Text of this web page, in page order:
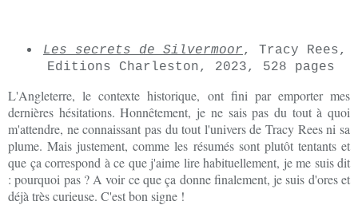
Les secrets de Silvermoor, Tracy Rees,
Editions Charleston, 2023, 528 pages
L'Angleterre, le contexte historique, ont fini par emporter mes
dernières hésitations. Honnêtement, je ne sais pas du tout à quoi
m'attendre, ne connaissant pas du tout l'univers de Tracy Rees ni sa
plume. Mais justement, comme les résumés sont plutôt tentants et
que ça correspond à ce que j'aime lire habituellement, je me suis dit
: pourquoi pas ? A voir ce que ça donne finalement, je suis d'ores et
déjà très curieuse. C'est bon signe !